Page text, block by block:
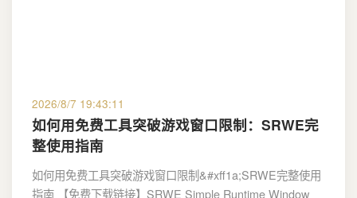
2026/8/7 19:43:11
如何用免费工具突破游戏窗口限制：SRWE完
整使用指南
如何用免费工具突破游戏窗口限制&#xff1a;SRWE完整使用
指南 【免费下载链接】SRWE Simple Runtime Window